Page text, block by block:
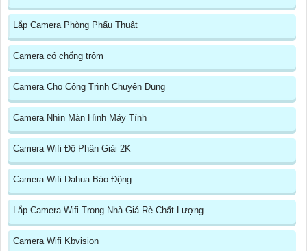
Lắp Camera Phòng Phẩu Thuật
Camera có chống trộm
Camera Cho Công Trình Chuyên Dụng
Camera Nhìn Màn Hình Máy Tính
Camera Wifi Độ Phân Giải 2K
Camera Wifi Dahua Báo Động
Lắp Camera Wifi Trong Nhà Giá Rẻ Chất Lượng
Camera Wifi Kbvision